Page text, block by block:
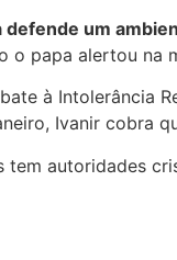
um
o papa alertou na
à Intolerância
Ivanir cobra
tem autoridades